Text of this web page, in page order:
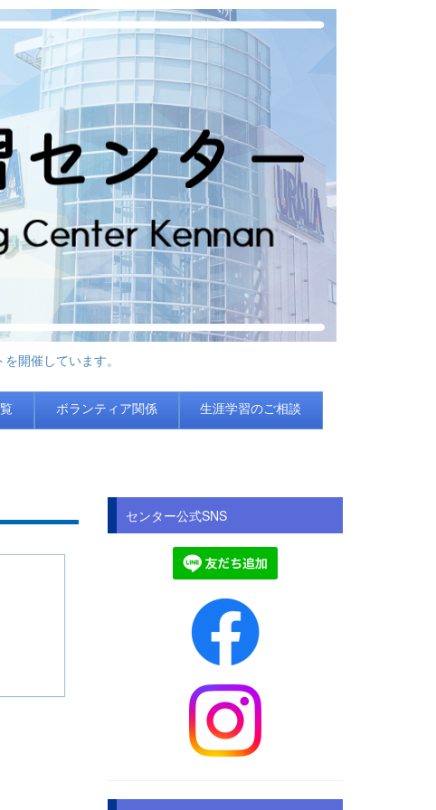
開催しています。
ボランティア関係 生涯学習のご相談
センター公式SNS